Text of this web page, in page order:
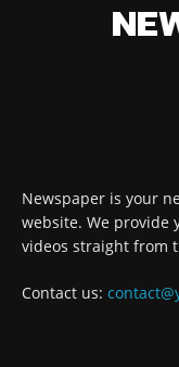
Newspaper is your
website. We provide
videos straight from
Contact us: